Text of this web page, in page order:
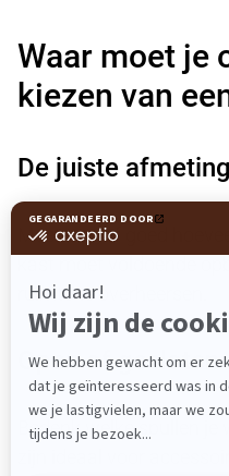
Waar moet je
kiezen van
De juiste
Meet vooraf goed
kast moet voldoende
ruimte te overheersen.
Open of gesloten
Bedenk welke spullen je